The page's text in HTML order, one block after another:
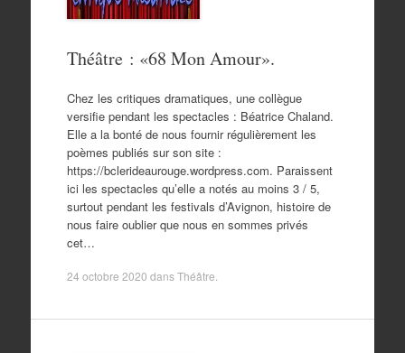
Théâtre : «68 Mon Amour».
Chez les critiques dramatiques, une collègue
versifie pendant les spectacles : Béatrice Chaland.
Elle a la bonté de nous fournir régulièrement les
poèmes publiés sur son site :
https://bclerideaurouge.wordpress.com. Paraissent
ici les spectacles qu’elle a notés au moins 3 / 5,
surtout pendant les festivals d’Avignon, histoire de
nous faire oublier que nous en sommes privés
cet…
24 octobre 2020 dansThéâtre